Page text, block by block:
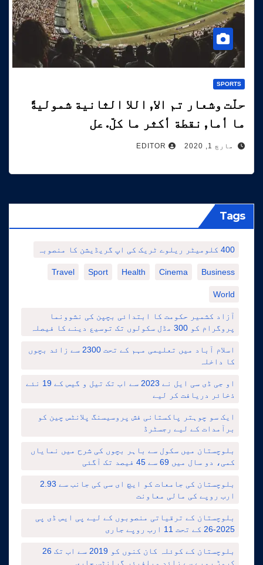
SPORTS
حلّت وشعار تم الا, اللا الثانية شموليةً
ما أما, نقطة أكثر ما كلّ. عل
مارچ 1, 2020 EDITOR
Tags
400 کلومیٹر ریلوے ٹریک کی اپ گریڈیشن کا منصوبہ
Business
Cinema
Health
Sport
Travel
World
آزاد کشمیر حکومت کا ابتدائی بچپن کی نشوونما
پروگرام کو 300 مڈل سکولوں تک توسیع دینے کا فیصلہ
اسلام آباد میں تعلیمی مہم کے تحت 2300 سے زائد بچوں
کا داخلہ
او جی ڈی سی ایل نے 2023 سے اب تک تیل و گیس کے 19 نئے
ذخائر دریافت کر لیے
ایک سو چوہتر پاکستانی فش پروسیسنگ پلانٹس چین کو
برآمدات کے لیے رجسٹرڈ
بلوچستان میں سکول سے باہر بچوں کی شرح میں نمایاں
کمی، دو سال میں 69 سے 45 فیصد تک آگئی
بلوچستان کی جامعات کو ایچ ای سی کی جانب سے 2.93
ارب روپے کی مالی معاونت
بلوچستان کے ترقیاتی منصوبوں کے لیے پی ایس ڈی پی
2025-26 کے تحت 11 ارب روپے جاری
بلوچستان کے کوئلہ کان کنوں کو 2019 سے اب تک 26
کروڑ روپے سے زائد ویلفیئر گرانٹس جاری